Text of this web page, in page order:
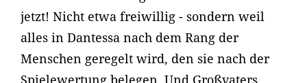
jetzt! Nicht etwa freiwillig - sondern weil
alles in Dantessa nach dem Rang der
Menschen geregelt wird, den sie nach der
Spielewertung belegen. Und Großvaters